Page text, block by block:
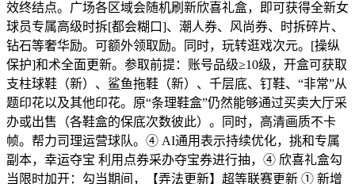
效终结点。广场各区域会随机刷新欣喜礼盒，即可获得全新女
球员专属高级时拆[都会糊口]、潮人券、风尚券、时拆碎片、
钻石等奢华励。可额外领取励。同时，玩转逛戏次元。[操纵
保护]和术全面更新。参取前提：账号品级≥10级，开盒可获取
支柱球鞋（新）、鲨鱼拖鞋（新）、千层底、钉鞋、“非常”从
题印花以及其他印花。原“条理鞋盒”仍然能够通过买卖大厅采
办或出售（各鞋盒的保底次数彼此）。同时，高清画质不卡
帧。帮力司理运营球队。④ AI通用表示持续优化，挑和专属
副本，幸运夺宝 利用点券采办夺宝券进行抽，④ 欣喜礼盒勾
当限时加开：勾当期间，【弄法更新】超等联赛更新 ① 新增